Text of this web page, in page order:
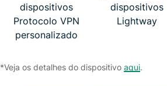
dispositivos
dispositivos
Protocolo VPN
personalizado
Lightway
*Veja os detalhes do dispositivo aqui.